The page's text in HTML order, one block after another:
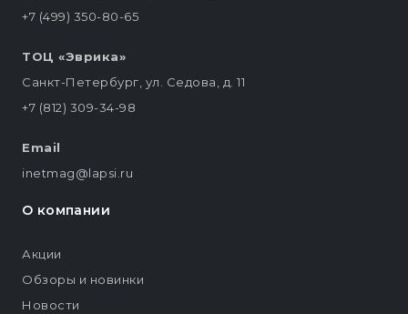
+7 (499) 350-80-65
ТОЦ «Эврика»
Санкт-Петербург, ул. Седова, д. 11
+7 (812) 309-34-98
Email
inetmag@lapsi.ru
О компании
Акции
Обзоры и новинки
Новости